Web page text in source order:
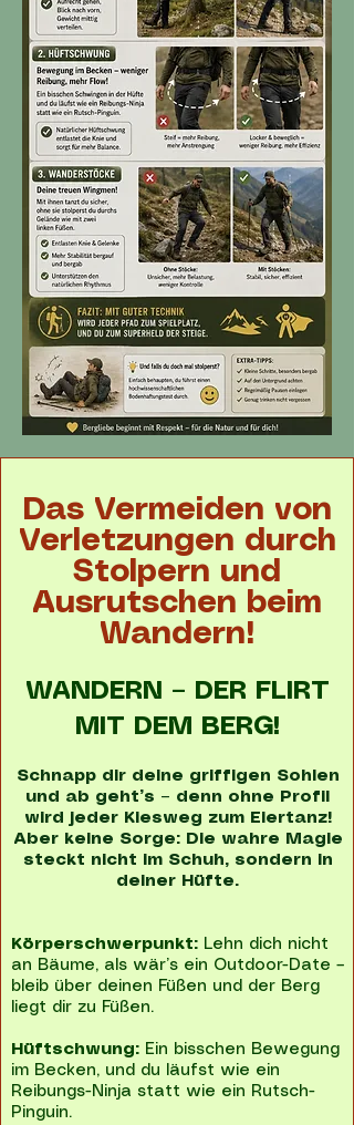
Das Vermeiden von
Verletzungen durch
Stolpern und
Ausrutschen beim
Wandern!
WANDERN – DER FLIRT
MIT DEM BERG!
Schnapp dir deine griffigen Sohlen
und ab geht’s – denn ohne Profil
wird jeder Kiesweg zum Eiertanz!
Aber keine Sorge: Die wahre Magie
steckt nicht im Schuh, sondern in
deiner Hüfte.
Körperschwerpunkt: Lehn dich nicht
an Bäume, als wär’s ein Outdoor-Date –
bleib über deinen Füßen und der Berg
liegt dir zu Füßen.
Hüftschwung: Ein bisschen Bewegung
im Becken, und du läufst wie ein
Reibungs-Ninja statt wie ein Rutsch-
Pinguin.